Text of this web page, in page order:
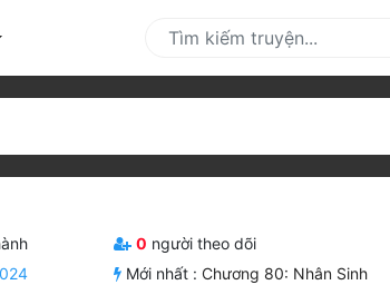
0 người theo dõi
Mới nhất :Chương 80: Nhân Sinh